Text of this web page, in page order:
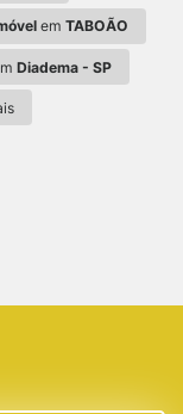
emTABOÃO
Diadema - SP